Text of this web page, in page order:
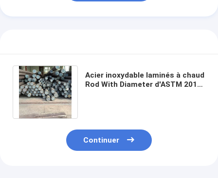
Acier inoxydable laminés à chaud
Rod With Diameter d'ASTM 201
Continuer